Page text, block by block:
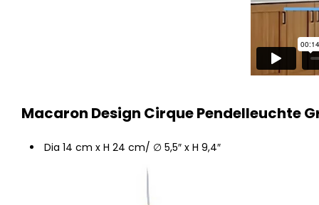
Macaron Design Cirque Pendelleuchte
Dia 14 cm x H 24 cm/ ∅ 5,5″ x H 9,4″